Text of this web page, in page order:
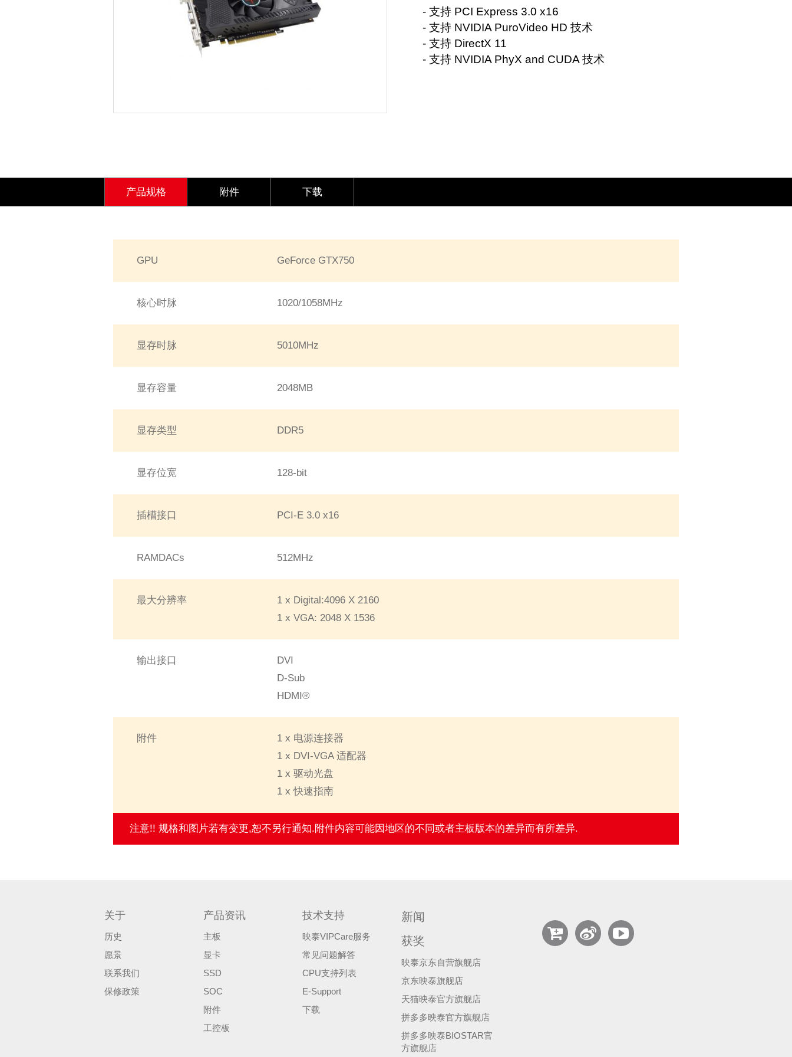
- 支持 PCI Express 3.0 x16
- 支持 NVIDIA PuroVideo HD 技术
- 支持 DirectX 11
- 支持 NVIDIA PhyX and CUDA 技术
产品规格 附件 下载
GPU GeForce GTX750
核心时脉 1020/1058MHz
显存时脉 5010MHz
显存容量 2048MB
显存类型 DDR5
显存位宽 128-bit
插槽接口 PCI-E 3.0 x16
RAMDACs 512MHz
最大分辨率
1 x Digital:4096 X 2160
1 x VGA: 2048 X 1536
输出接口
DVI
D-Sub
HDMI®
附件
1 x 电源连接器
1 x DVI-VGA 适配器
1 x 驱动光盘
1 x 快速指南
注意!! 规格和图片若有变更,恕不另行通知.附件内容可能因地区的不同或者主板版本的差异而有所差异.
关于
历史
愿景
联系我们
保修政策
产品资讯
主板
显卡
SSD
SOC
附件
工控板
技术支持
映泰VIPCare服务
常见问题解答
CPU支持列表
E-Support
下载
新闻
获奖
映泰京东自营旗舰店
京东映泰旗舰店
天猫映泰官方旗舰店
拼多多映泰官方旗舰店
拼多多映泰BIOSTAR官
方旗舰店